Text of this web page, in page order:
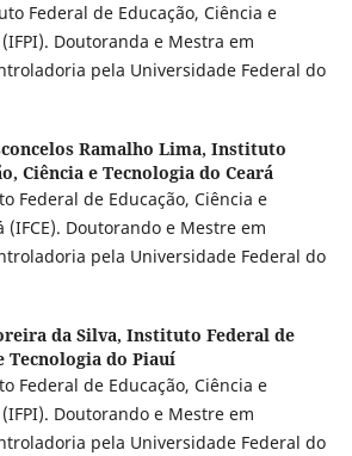
Federal de Educação, Ciência e
Doutoranda e Mestra em
pela Universidade Federal do
Ramalho Lima, Instituto
Ciência e Tecnologia do Ceará
Federal de Educação, Ciência e
(IFCE). Doutorando e Mestre em
pela Universidade Federal do
da Silva, Instituto Federal de
Tecnologia do Piauí
Federal de Educação, Ciência e
Doutorando e Mestre em
pela Universidade Federal do